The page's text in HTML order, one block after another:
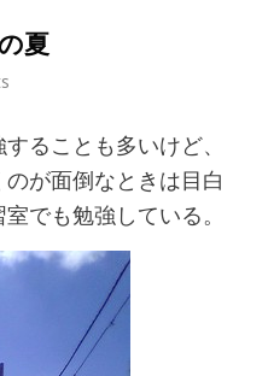
夏
ることも多いけど、
が面倒なときは目白
でも勉強している。